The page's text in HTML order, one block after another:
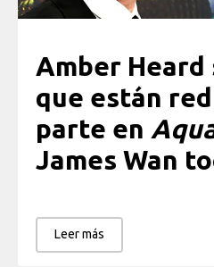
Amber Heard
que están
parte en
James Wan
Leer más